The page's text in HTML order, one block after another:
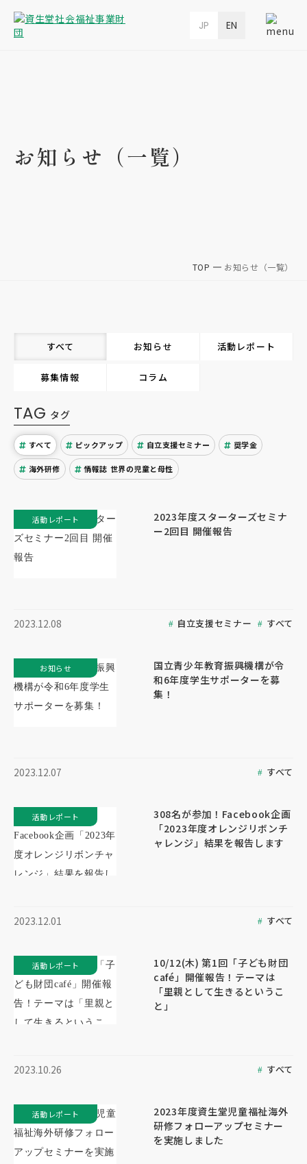
JP EN
お知らせ（一覧）
TOP お知らせ（一覧）
すべて お知らせ 活動レポート
募集情報 コラム
TAG タグ
すべて ピックアップ 自立支援セミナー 奨学金
海外研修 情報誌 世界の児童と母性
2023年度スターターズセミナ
ー2回目 開催報告
2023.12.08 自立支援セミナー すべて
活動レポート
国立青少年教育振興機構が令
和6年度学生サポーターを募
集！
2023.12.07 すべて
お知らせ
308名が参加！Facebook企画
「2023年度オレンジリボンチ
ャレンジ」結果を報告します
2023.12.01 すべて
活動レポート
10/12(木) 第1回「子ども財団
café」開催報告！テーマは
「里親として生きるというこ
と」
2023.10.26 すべて
活動レポート
2023年度資生堂児童福祉海外
研修フォローアップセミナー
を実施しました
活動レポート